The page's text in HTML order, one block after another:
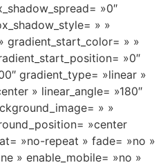
»0″
» »
gradient_start_color= » »
»0″
gradient_type= »linear »
» linear_angle= »180″
» »
»center
»no-repeat » fade= »no »
» enable_mobile= »no »